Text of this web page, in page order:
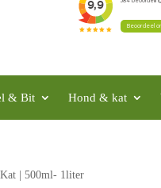
& Bit Hond & kat
| 500ml- 1liter